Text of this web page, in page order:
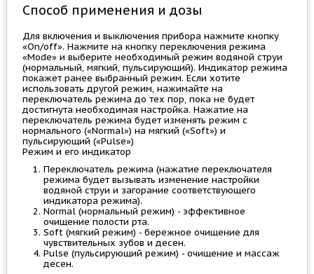
Способ применения и дозы
Для включения и выключения прибора нажмите кнопку
«On/off». Нажмите на кнопку переключения режима
«Mode» и выберите необходимый режим водяной струи
(нормальный, мягкий, пульсирующий). Индикатор режима
покажет ранее выбранный режим. Если хотите
использовать другой режим, нажимайте на
переключатель режима до тех пор, пока не будет
достигнута необходимая настройка. Нажатие на
переключатель режима будет изменять режим с
нормального («Normal») на мягкий («Soft») и
пульсирующий («Pulse»)
Режим и его индикатор
Переключатель режима (нажатие переключателя
режима будет вызывать изменение настройки
водяной струи и загорание соответствующего
индикатора режима).
Normal (нормальный режим) - эффективное
очищение полости рта.
Soft (мягкий режим) - бережное очищение для
чувствительных зубов и десен.
Pulse (пульсирующий режим) - очищение и массаж
десен.